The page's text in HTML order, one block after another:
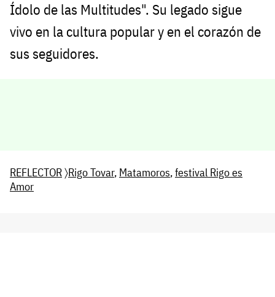
Ídolo de las Multitudes". Su legado sigue
vivo en la cultura popular y en el corazón de
sus seguidores.
REFLECTOR〉Rigo Tovar, Matamoros,festival Rigo es
Amor